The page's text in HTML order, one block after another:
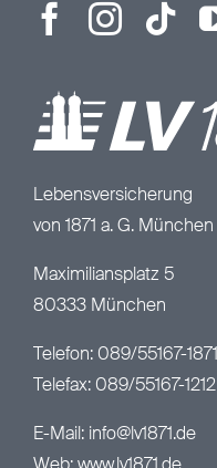
Lebensversicherung
von 1871 a. G. München
Maximiliansplatz 5
80333 München
Telefon: 089/55167-1871
Telefax: 089/55167-1212
E-Mail: info@lv1871.de